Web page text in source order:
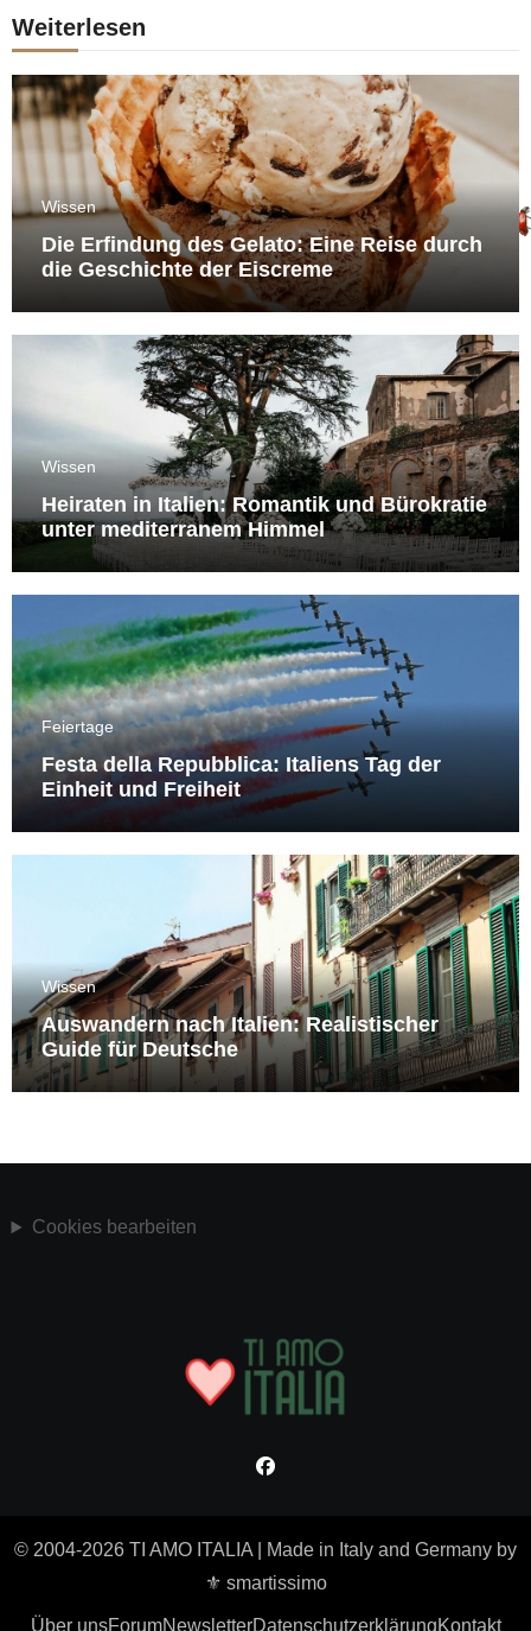
Weiterlesen
Wissen
Die Erfindung des Gelato: Eine Reise durch
die Geschichte der Eiscreme
Wissen
Heiraten in Italien: Romantik und Bürokratie
unter mediterranem Himmel
Feiertage
Festa della Repubblica: Italiens Tag der
Einheit und Freiheit
Wissen
Auswandern nach Italien: Realistischer
Guide für Deutsche
Cookies bearbeiten
© 2004-2026 TI AMO ITALIA
Made in Italy and Germany by
⚜ smartissimo
Über unsForumNewsletterDatenschutzerklärungKontakt